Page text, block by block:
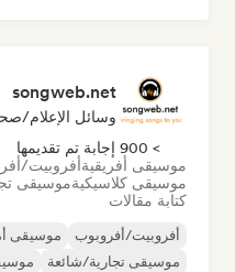
songweb.net
وسائل الإعلام/
> 900 إجابة تم تقديمها
موسيقى أفريقيةأفروبيت/
موسيقى كلاسيكيةموسيقى
كتابة مقالات
أفروبيت/أفروبوب موسيقى
موسيقى تجارية/شائعة